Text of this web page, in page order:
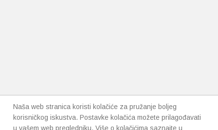
Naša web stranica koristi kolačiće za pružanje boljeg
korisničkog iskustva. Postavke kolačića možete prilagođavati
u vašem web pregledniku. Više o kolačićima saznajte u